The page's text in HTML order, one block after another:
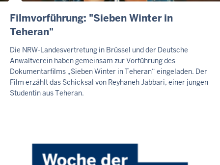
E
T
R
N
E
R
T
Filmvorführung: "Sieben Winter in
Teheran"
Die NRW-Landesvertretung in Brüssel und der Deutsche
Anwaltverein haben gemeinsam zur Vorführung des
Dokumentarfilms „Sieben Winter in Teheran“ eingeladen. Der
Film erzählt das Schicksal von Reyhaneh Jabbari, einer jungen
Studentin aus Teheran.